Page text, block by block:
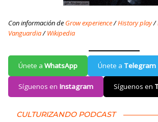
Con información de Grow experience/History play/
Vanguardia/Wikipedia
Únete a WhatsApp Únete a Telegram
Síguenos en Instagram Síguenos en
CULTURIZANDO PODCAST